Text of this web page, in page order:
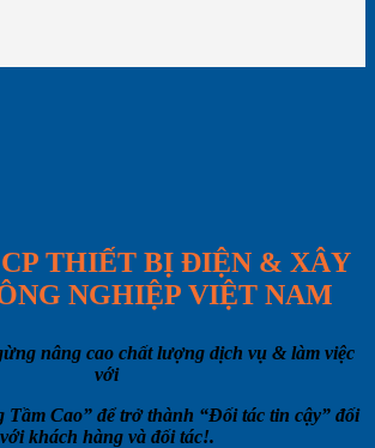
THIẾT BỊ ĐIỆN & XÂY
NGHIỆP VIỆT NAM
nâng cao chất lượng dịch vụ & làm việc
với
Tầm Cao” để trở thành “Đối tác tin cậy” đối
với khách hàng và đối tác!.